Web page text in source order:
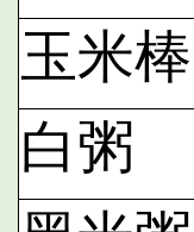
玉米棒
白粥